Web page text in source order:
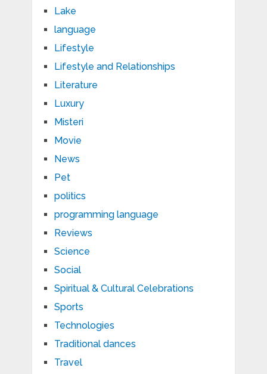
Lake
language
Lifestyle
Lifestyle and Relationships
Literature
Luxury
Misteri
Movie
News
Pet
politics
programming language
Reviews
Science
Social
Spiritual & Cultural Celebrations
Sports
Technologies
Traditional dances
Travel